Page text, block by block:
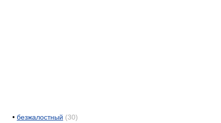
• безжалостный (30)